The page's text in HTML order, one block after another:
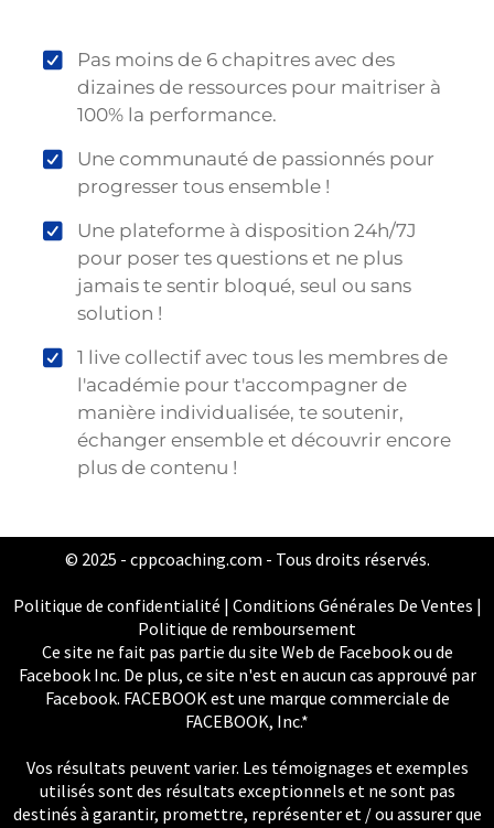
Pas moins de 6 chapitres avec des
dizaines de ressources pour maitriser à
100% la performance.
Une communauté de passionnés pour
progresser tous ensemble !
Une plateforme à disposition 24h/7J
pour poser tes questions et ne plus
jamais te sentir bloqué, seul ou sans
solution !
1 live collectif avec tous les membres de
l'académie pour t'accompagner de
manière individualisée, te soutenir,
échanger ensemble et découvrir encore
plus de contenu !
© 2025 - cppcoaching.com - Tous droits réservés.
Politique de confidentialité | Conditions Générales De Ventes |
Politique de remboursement
Ce site ne fait pas partie du site Web de Facebook ou de
Facebook Inc. De plus, ce site n'est en aucun cas approuvé par
Facebook. FACEBOOK est une marque commerciale de
FACEBOOK, Inc.*
Vos résultats peuvent varier. Les témoignages et exemples
utilisés sont des résultats exceptionnels et ne sont pas
destinés à garantir, promettre, représenter et / ou assurer que